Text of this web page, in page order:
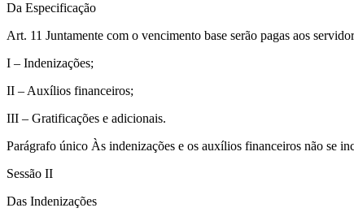
Da Especificação
Art. 11 Juntamente com o vencimento base serão pagas aos
I – Indenizações;
II – Auxílios financeiros;
III – Gratificações e adicionais.
Parágrafo único Às indenizações e os auxílios financeiros não se
Sessão II
Das Indenizações